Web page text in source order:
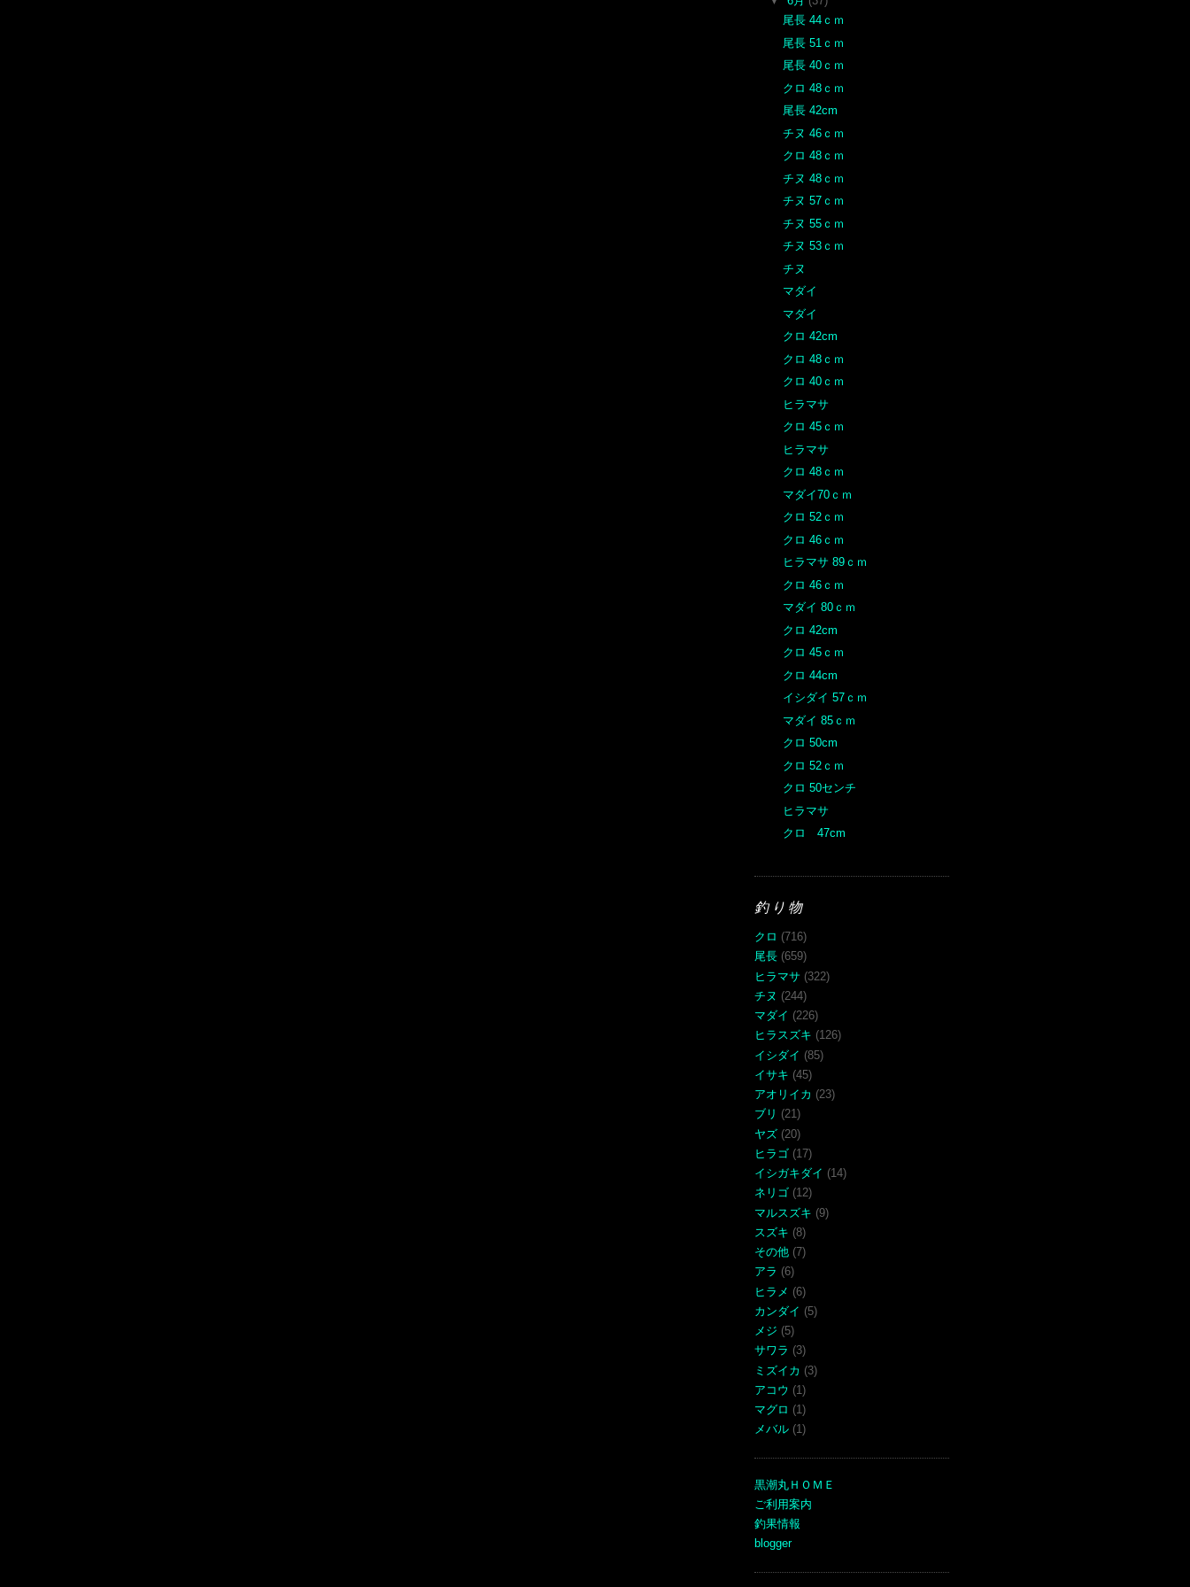
尾長 44ｃｍ
尾長 51ｃｍ
尾長 40ｃｍ
クロ 48ｃｍ
尾長 42cm
チヌ 46ｃｍ
クロ 48ｃｍ
チヌ 48ｃｍ
チヌ 57ｃｍ
チヌ 55ｃｍ
チヌ 53ｃｍ
チヌ
マダイ
マダイ
クロ 42cm
クロ 48ｃｍ
クロ 40ｃｍ
ヒラマサ
クロ 45ｃｍ
ヒラマサ
クロ 48ｃｍ
マダイ70ｃｍ
クロ 52ｃｍ
クロ 46ｃｍ
ヒラマサ 89ｃｍ
クロ 46ｃｍ
マダイ 80ｃｍ
クロ 42cm
クロ 45ｃｍ
クロ 44cm
イシダイ 57ｃｍ
マダイ 85ｃｍ
クロ 50cm
クロ 52ｃｍ
クロ 50センチ
ヒラマサ
クロ 47cm
釣り物
クロ (716)
尾長 (659)
ヒラマサ (322)
チヌ (244)
マダイ (226)
ヒラスズキ (126)
イシダイ (85)
イサキ (45)
アオリイカ (23)
ブリ (21)
ヤズ (20)
ヒラゴ (17)
イシガキダイ (14)
ネリゴ (12)
マルスズキ (9)
スズキ (8)
その他 (7)
アラ (6)
ヒラメ (6)
カンダイ (5)
メジ (5)
サワラ (3)
ミズイカ (3)
アコウ (1)
マグロ (1)
メバル (1)
黒潮丸ＨＯＭＥ
ご利用案内
釣果情報
blogger